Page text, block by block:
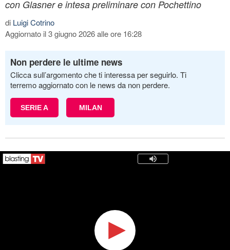
con Glasner e intesa preliminare con Pochettino
di Luigi Cotrino
Aggiornato il 3 giugno 2026 alle ore 16:28
Non perdere le ultime news
Clicca sull’argomento che ti interessa per seguirlo. Ti
terremo aggiornato con le news da non perdere.
SERIE A MILAN